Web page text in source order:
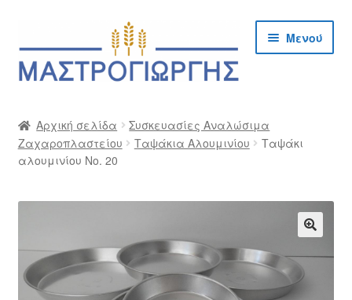
μετάβαση
στην
σε
περιεχόμενο
Μενού
Cargo Kalymnos – Cargo Κάλυμνος
Επικοινωνία
Αρχική σελίδα
Συσκευασίες Αναλώσιμα
Ζαχαροπλαστείου
Ταψάκια Αλουμινίου
Ταψάκι
αλουμινίου Νο. 20